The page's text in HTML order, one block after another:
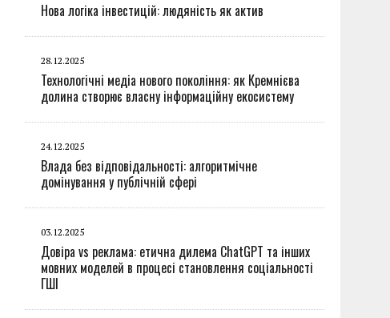
Нова логіка інвестицій: людяність як актив
28.12.2025
Технологічні медіа нового покоління: як Кремнієва
долина створює власну інформаційну екосистему
24.12.2025
Влада без відповідальності: алгоритмічне
домінування у публічній сфері
03.12.2025
Довіра vs реклама: етична дилема ChatGPT та інших
мовних моделей в процесі становлення соціальності
ГШІ